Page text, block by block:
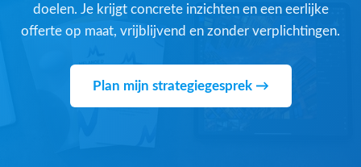
doelen. Je krijgt concrete inzichten en een eerlijke
offerte op maat, vrijblijvend en zonder verplichtingen.
Plan mijn strategiegesprek →